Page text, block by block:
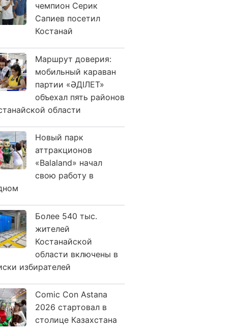
чемпион Серик
Сапиев посетил
Костанай
Маршрут доверия:
мобильный караван
партии «ӘДІЛЕТ»
объехал пять районов
области
Новый парк
аттракционов
«Balaland» начал
свою работу в
Более 540 тыс.
жителей
Костанайской
области включены в
избирателей
Comic Con Astana
2026 стартовал в
столице Казахстана